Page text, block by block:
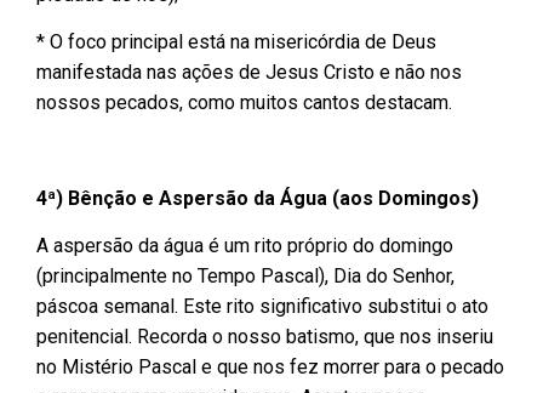
* O foco principal está na misericórdia de Deus
manifestada nas ações de Jesus Cristo e não nos
nossos pecados, como muitos cantos destacam.
4ª) Bênção e Aspersão da Água (aos Domingos)
A aspersão da água é um rito próprio do domingo
(principalmente no Tempo Pascal), Dia do Senhor,
páscoa semanal. Este rito significativo substitui o ato
penitencial. Recorda o nosso batismo, que nos inseriu
no Mistério Pascal e que nos fez morrer para o pecado